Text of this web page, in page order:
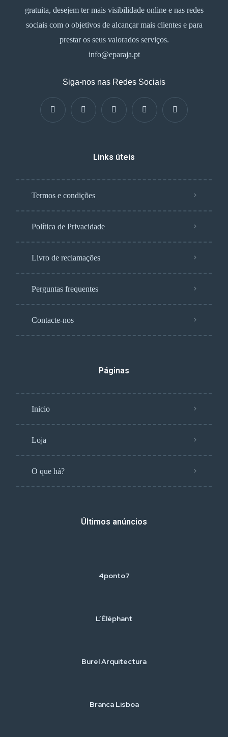
gratuita, desejem ter mais visibilidade online e nas redes
sociais com o objetivos de alcançar mais clientes e para
prestar os seus valorados serviços.
info@eparaja.pt
Siga-nos nas Redes Sociais
Links úteis
Termos e condições
Política de Privacidade
Livro de reclamações
Perguntas frequentes
Contacte-nos
Páginas
Inicio
Loja
O que há?
Últimos anúncios
4ponto7
L’Éléphant
Burel Arquitectura
Branca Lisboa